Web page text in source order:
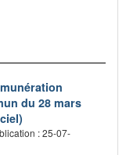
du 28 mars
: 25-07-